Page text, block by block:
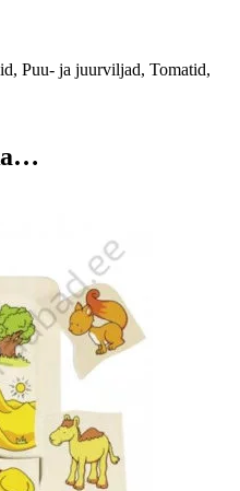
Puu- ja juurviljad, Tomatid,